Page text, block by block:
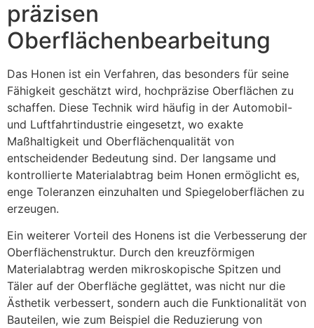
präzisen
Oberflächenbearbeitung
Das Honen ist ein Verfahren, das besonders für seine
Fähigkeit geschätzt wird, hochpräzise Oberflächen zu
schaffen. Diese Technik wird häufig in der Automobil-
und Luftfahrtindustrie eingesetzt, wo exakte
Maßhaltigkeit und Oberflächenqualität von
entscheidender Bedeutung sind. Der langsame und
kontrollierte Materialabtrag beim Honen ermöglicht es,
enge Toleranzen einzuhalten und Spiegeloberflächen zu
erzeugen.
Ein weiterer Vorteil des Honens ist die Verbesserung der
Oberflächenstruktur. Durch den kreuzförmigen
Materialabtrag werden mikroskopische Spitzen und
Täler auf der Oberfläche geglättet, was nicht nur die
Ästhetik verbessert, sondern auch die Funktionalität von
Bauteilen, wie zum Beispiel die Reduzierung von